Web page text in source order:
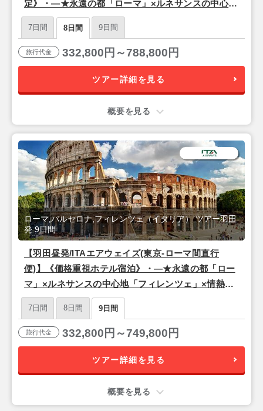
定》・―★永遠の都「ローマ」×ルネサンスの中心地
「フィレンツェ」×情熱の街「バルセロナ」★―・8
日間
7日間 8日間 9日間
旅行代金 332,800円～788,800円
ツアー詳細を見る
概要を見る
【羽田昼発/ITAエアウェイズ(東京-ローマ間直行
便)】《価格重視ホテル宿泊》・―★永遠の都「ロー
マ」×ルネサンスの中心地「フィレンツェ」×情熱の
街「バルセロナ」★―・9日間
ローマ,バルセロナ,フィレンツェ（イタリア） ツアー羽田
発 9日間
7日間 8日間 9日間
旅行代金 332,800円～749,800円
ツアー詳細を見る
概要を見る